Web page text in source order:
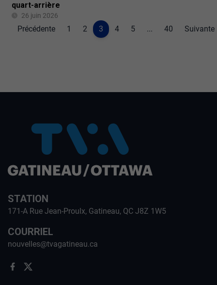
quart-arrière
26 juin 2026
Précédente 1 2 3 4 5 ... 40 Suivante
STATION
171-A Rue Jean-Proulx, Gatineau, QC J8Z 1W5
COURRIEL
nouvelles@tvagatineau.ca